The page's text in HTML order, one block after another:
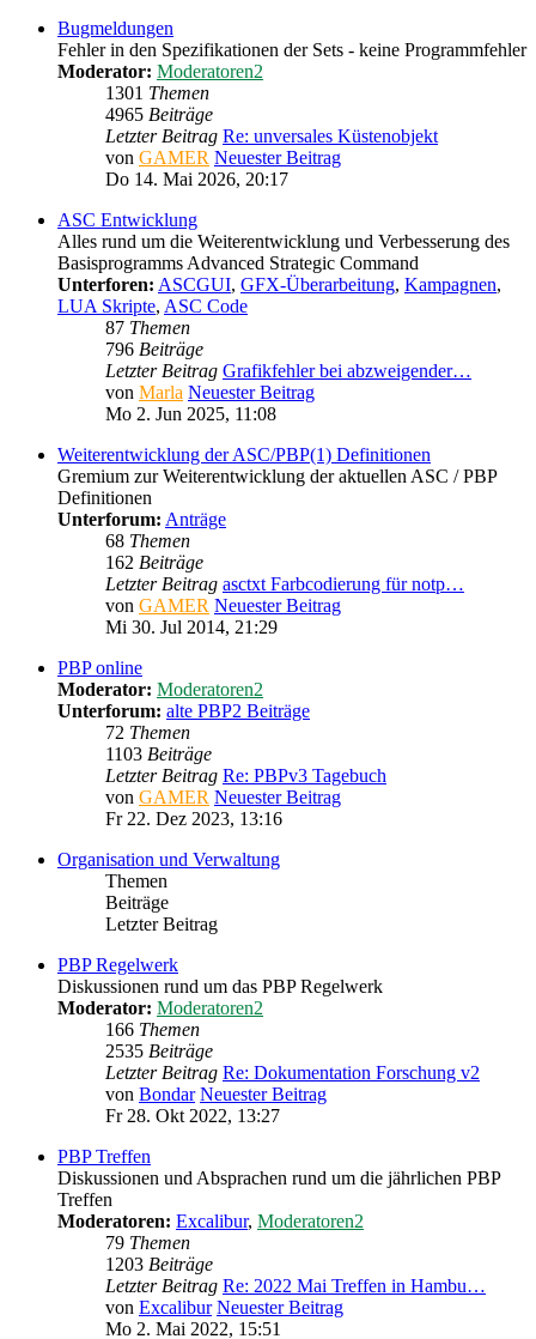
Bugmeldungen
Fehler in den Spezifikationen der Sets - keine Programmfehler
Moderator: Moderatoren2
1301 Themen
4965 Beiträge
Letzter Beitrag Re: unversales Küstenobjekt
von GAMER Neuester Beitrag
Do 14. Mai 2026, 20:17
ASC Entwicklung
Alles rund um die Weiterentwicklung und Verbesserung des
Basisprogramms Advanced Strategic Command
Unterforen: ASCGUI, GFX-Überarbeitung, Kampagnen,
LUA Skripte, ASC Code
87 Themen
796 Beiträge
Letzter Beitrag Grafikfehler bei abzweigender…
von Marla Neuester Beitrag
Mo 2. Jun 2025, 11:08
Weiterentwicklung der ASC/PBP(1) Definitionen
Gremium zur Weiterentwicklung der aktuellen ASC / PBP
Definitionen
Unterforum: Anträge
68 Themen
162 Beiträge
Letzter Beitrag asctxt Farbcodierung für notp…
von GAMER Neuester Beitrag
Mi 30. Jul 2014, 21:29
PBP online
Moderator: Moderatoren2
Unterforum: alte PBP2 Beiträge
72 Themen
1103 Beiträge
Letzter Beitrag Re: PBPv3 Tagebuch
von GAMER Neuester Beitrag
Fr 22. Dez 2023, 13:16
Organisation und Verwaltung
Themen
Beiträge
Letzter Beitrag
PBP Regelwerk
Diskussionen rund um das PBP Regelwerk
Moderator: Moderatoren2
166 Themen
2535 Beiträge
Letzter Beitrag Re: Dokumentation Forschung v2
von Bondar Neuester Beitrag
Fr 28. Okt 2022, 13:27
PBP Treffen
Diskussionen und Absprachen rund um die jährlichen PBP
Treffen
Moderatoren: Excalibur, Moderatoren2
79 Themen
1203 Beiträge
Letzter Beitrag Re: 2022 Mai Treffen in Hambu…
von Excalibur Neuester Beitrag
Mo 2. Mai 2022, 15:51